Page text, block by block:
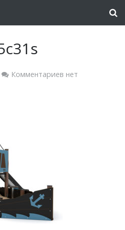
Комментариев нет